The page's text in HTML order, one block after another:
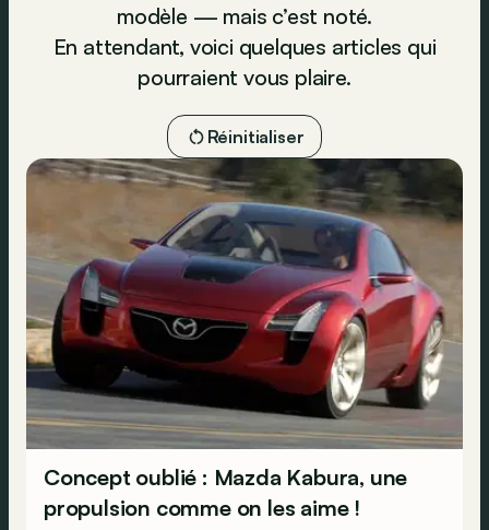
modèle — mais c’est noté.
En attendant, voici quelques articles qui
pourraient vous plaire.
Réinitialiser
Concept oublié : Mazda Kabura, une
propulsion comme on les aime !